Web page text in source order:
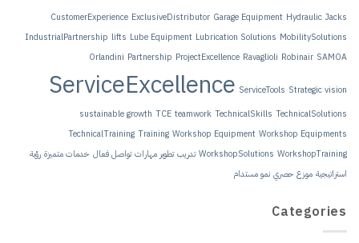
CustomerExperience
IndustrialPartnership lifts Lube
Orlandini
sustainable growth
TechnicalTraining
تواصل فعال خدمات متميزة رؤية